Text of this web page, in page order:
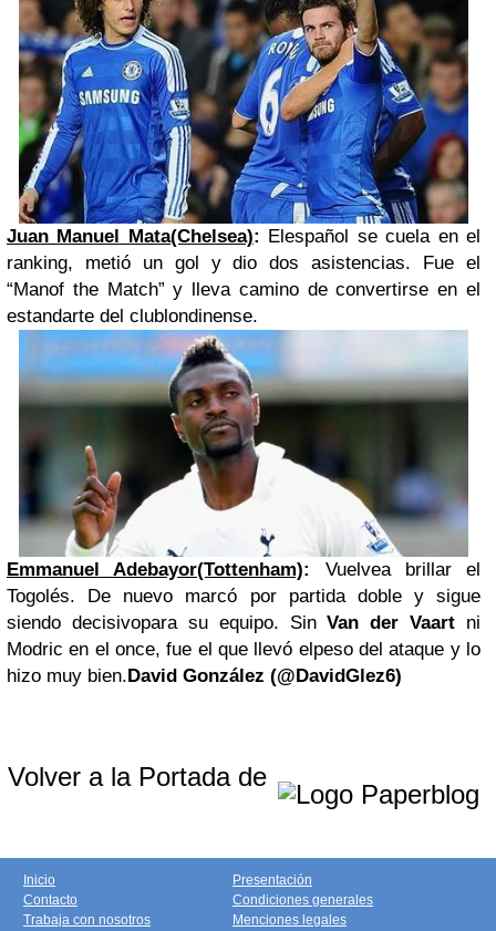
Juan Manuel Mata(Chelsea): Elespañol se cuela en el
ranking, metió un gol y dio dos asistencias. Fue el
“Manof the Match” y lleva camino de convertirse en el
estandarte del clublondinense.
Emmanuel Adebayor(Tottenham): Vuelvea brillar el
Togolés. De nuevo marcó por partida doble y sigue
siendo decisivopara su equipo. SinVan der Vaart ni
Modric en el once, fue el que llevó elpeso del ataque y lo
hizo muy bien.David González (@DavidGlez6)
Volver a la Portada de
Inicio
Contacto
Trabaja con nosotros
Presentación
Condiciones generales
Menciones legales